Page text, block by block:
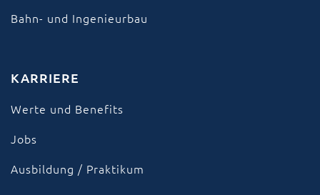
Bahn- und Ingenieurbau
KARRIERE
Werte und Benefits
Jobs
Ausbildung / Praktikum